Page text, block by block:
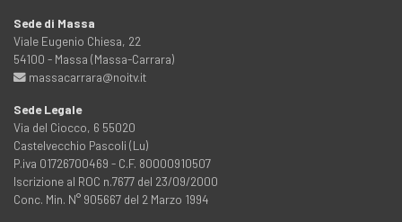
Sede di Massa
Viale Eugenio Chiesa, 22
54100 - Massa (Massa-Carrara)
massacarrara@noitv.it
Sede Legale
Via del Ciocco, 6 55020
Castelvecchio Pascoli (Lu)
P.iva 01726700469 - C.F. 80000910507
Iscrizione al ROC n.7677 del 23/09/2000
Conc. Min. N° 905667 del 2 Marzo 1994